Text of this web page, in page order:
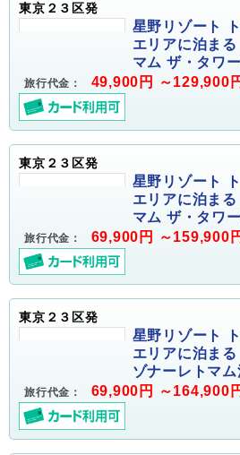
東京２３区発
星野リゾート
エリアに泊ま
マム ザ・タワ
旅行代金： 49,900円 ～129,900
東京２３区発
星野リゾート
エリアに泊ま
マム ザ・タワ
旅行代金： 69,900円 ～159,900
東京２３区発
星野リゾート
エリアに泊ま
ゾナーレトマ
旅行代金： 69,900円 ～164,900